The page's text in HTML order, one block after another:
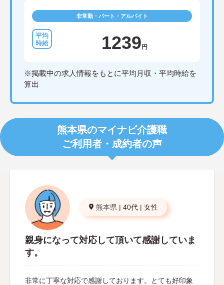
非常勤・パート・アルバイト
1239 円
※掲載中の求人情報をもとに平均月収・平均時給を
算出
熊本県のマイナビ介護職
ご利用者・成約者の声
熊本県 | 40代 | 女性
親身になって対応して頂いて感謝していま
す。
非常に丁寧な対応で感謝しております。とても好印象